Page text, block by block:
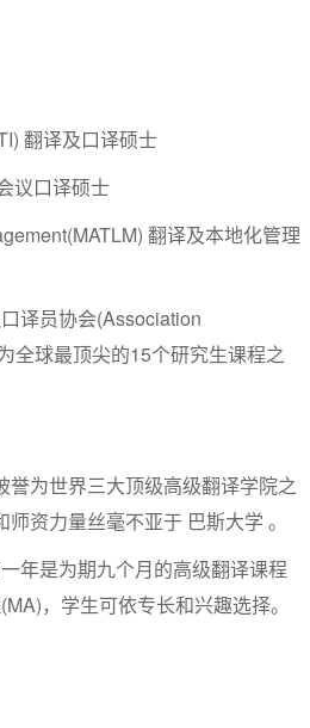
翻译及口译硕士
议口译硕士
翻译及本地化管理
译员协会(Association
全球最顶尖的15个研究生课程之
为世界三大顶级高级翻译学院之
资力量丝毫不亚于 巴斯大学 。
年是为期九个月的高级翻译课程
，学生可依专长和兴趣选择。